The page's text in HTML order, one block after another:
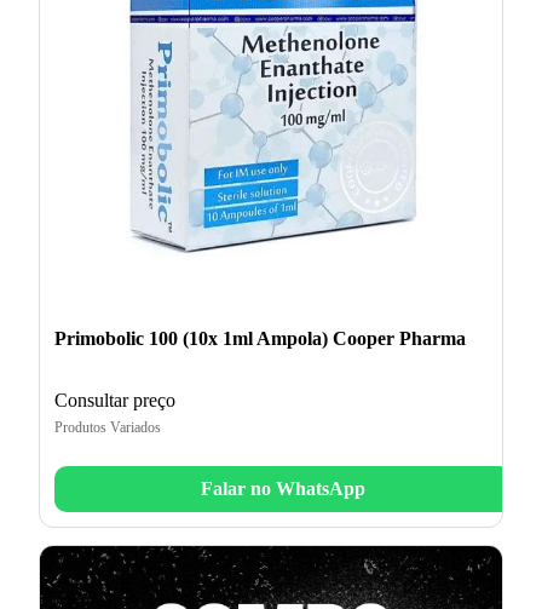
Primobolic 100 (10x 1ml Ampola) Cooper Pharma
Consultar preço
Produtos Variados
Falar no WhatsApp